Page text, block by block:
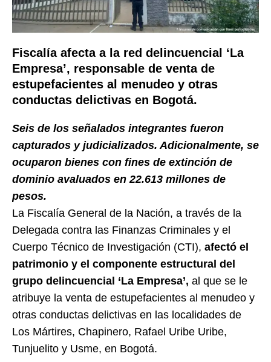
Fiscalía afecta a la red delincuencial ‘La
Empresa’, responsable de venta de
estupefacientes al menudeo y otras
conductas delictivas en Bogotá.
Seis de los señalados integrantes fueron
capturados y judicializados. Adicionalmente, se
ocuparon bienes con fines de extinción de
dominio avaluados en 22.613 millones de
pesos.
La Fiscalía General de la Nación, a través de la
Delegada contra las Finanzas Criminales y el
Cuerpo Técnico de Investigación (CTI), afectó el
patrimonio y el componente estructural del
grupo delincuencial ‘La Empresa’, al que se le
atribuye la venta de estupefacientes al menudeo y
otras conductas delictivas en las localidades de
Los Mártires, Chapinero, Rafael Uribe Uribe,
Tunjuelito y Usme, en Bogotá.